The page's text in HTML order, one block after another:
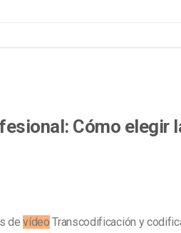
Cómo elegir
devídeo Transcodificación y